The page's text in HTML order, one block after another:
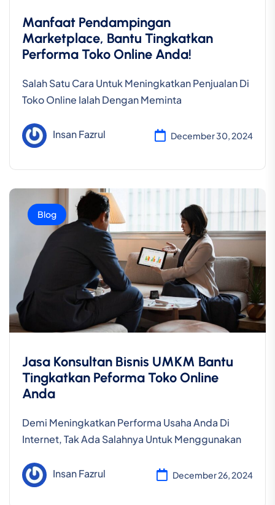
Manfaat Pendampingan
Marketplace, Bantu Tingkatkan
Performa Toko Online Anda!
Salah Satu Cara Untuk Meningkatkan Penjualan Di
Toko Online Ialah Dengan Meminta
Insan Fazrul December 30, 2024
Blog
Jasa Konsultan Bisnis UMKM Bantu
Tingkatkan Peforma Toko Online
Anda
Demi Meningkatkan Performa Usaha Anda Di
Internet, Tak Ada Salahnya Untuk Menggunakan
Insan Fazrul December 26, 2024